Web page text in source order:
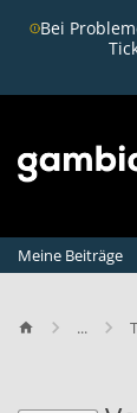
Bei
Meine Beiträge
...